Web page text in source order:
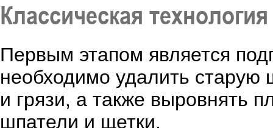
Классическая
Первым этапом является
необходимо удалить старую
и грязи, а также выровнять
шпатели и щетки.